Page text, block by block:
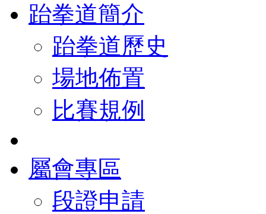
跆拳道簡介
跆拳道歷史
場地佈置
比賽規例
屬會專區
段證申請